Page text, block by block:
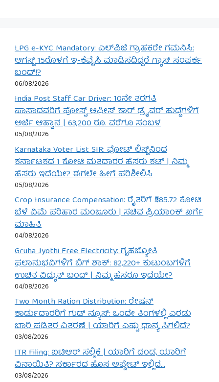
LPG e-KYC Mandatory: ಎಲ್‌ಪಿಜಿ ಗ್ರಾಹಕರೇ ಗಮನಿಸಿ:
ಆಗಸ್ಟ್ 15ರೊಳಗೆ ಇ-ಕೆವೈಸಿ ಮಾಡಿಸದಿದ್ದರೆ ಗ್ಯಾಸ್ ಸಂಪರ್ಕ
ಬಂದ್!?
06/08/2026
India Post Staff Car Driver: 10ನೇ ತರಗತಿ
ಪಾಸಾದವರಿಗೆ ಪೋಸ್ಟ್ ಆಫೀಸ್ ಕಾರ್ ಡ್ರೈವರ್ ಹುದ್ದೆಗಳಿಗೆ
ಅರ್ಜಿ ಆಹ್ವಾನ | 63,200 ರೂ. ವರೆಗೂ ಸಂಬಳ
05/08/2026
Karnataka Voter List SIR: ವೋಟ್ ಲಿಸ್ಟ್‌ನಿಂದ
ಕರ್ನಾಟಕದ 1 ಕೋಟಿ ಮತದಾರರ ಹೆಸರು ಕಟ್ | ನಿಮ್ಮ
ಹೆಸರು ಇದೆಯೇ? ಈಗಲೇ ಹೀಗೆ ಪರಿಶೀಲಿಸಿ
05/08/2026
Crop Insurance Compensation: ರೈತರಿಗೆ ₹585.72 ಕೋಟಿ
ಬೆಳೆ ವಿಮೆ ಪರಿಹಾರ ಮಂಜೂರು | ಸಚಿವ ಪ್ರಿಯಾಂಕ್ ಖರ್ಗೆ
ಮಾಹಿತಿ
04/08/2026
Gruha Jyothi Free Electricity: ಗೃಹಜ್ಯೋತಿ
ಫಲಾನುಭವಿಗಳಿಗೆ ಬಿಗ್ ಶಾಕ್: 82,220+ ಕುಟುಂಬಗಳಿಗೆ
ಉಚಿತ ವಿದ್ಯುತ್ ಬಂದ್ | ನಿಮ್ಮ ಹೆಸರೂ ಇದೆಯೇ?
04/08/2026
Two Month Ration Distribution: ರೇಷನ್
ಕಾರ್ಡುದಾರರಿಗೆ ಗುಡ್ ನ್ಯೂಸ್: ಒಂದೇ ತಿಂಗಳಲ್ಲಿ ಎರಡು
ಬಾರಿ ಪಡಿತರ ವಿತರಣೆ | ಯಾರಿಗೆ ಎಷ್ಟು ಧಾನ್ಯ ಸಿಗಲಿದೆ?
03/08/2026
ITR Filing: ಐಟಿಆರ್ ಸಲ್ಲಿಕೆ | ಯಾರಿಗೆ ದಂಡ, ಯಾರಿಗೆ
ವಿನಾಯಿತಿ? ಸರ್ಕಾರದ ಹೊಸ ಅಪ್ಡೇಟ್ ಇಲ್ಲಿದೆ…
03/08/2026